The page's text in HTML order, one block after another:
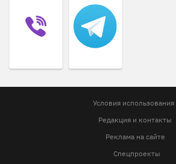
Условия использования
Редакция и контакты
Реклама на сайте
Спецпроекты